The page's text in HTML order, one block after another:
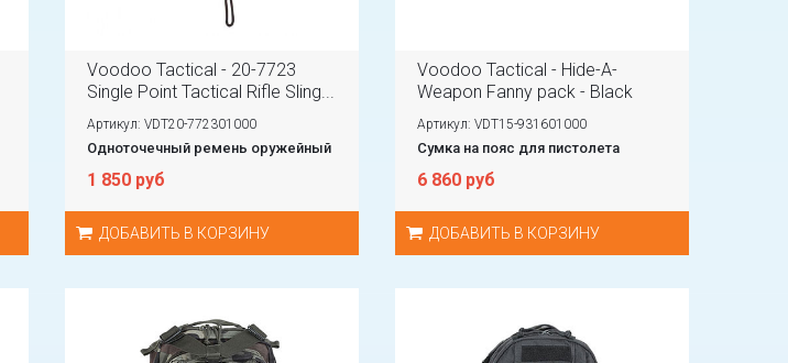
Voodoo Tactical - 20-7723
Single Point Tactical Rifle Sling...
Артикул: VDT20-772301000
Одноточечный ремень оружейный
1 850 руб
ДОБАВИТЬ В КОРЗИНУ
Voodoo Tactical - Hide-A-
Weapon Fanny pack - Black
Артикул: VDT15-931601000
Сумка на пояс для пистолета
6 860 руб
ДОБАВИТЬ В КОРЗИНУ